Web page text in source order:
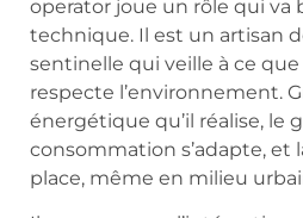
operator joue un rôle qui va
technique. Il est un artisan
sentinelle qui veille à ce
respecte l’environnement.
énergétique qu’il réalise, le
consommation s’adapte, et
place, même en milieu